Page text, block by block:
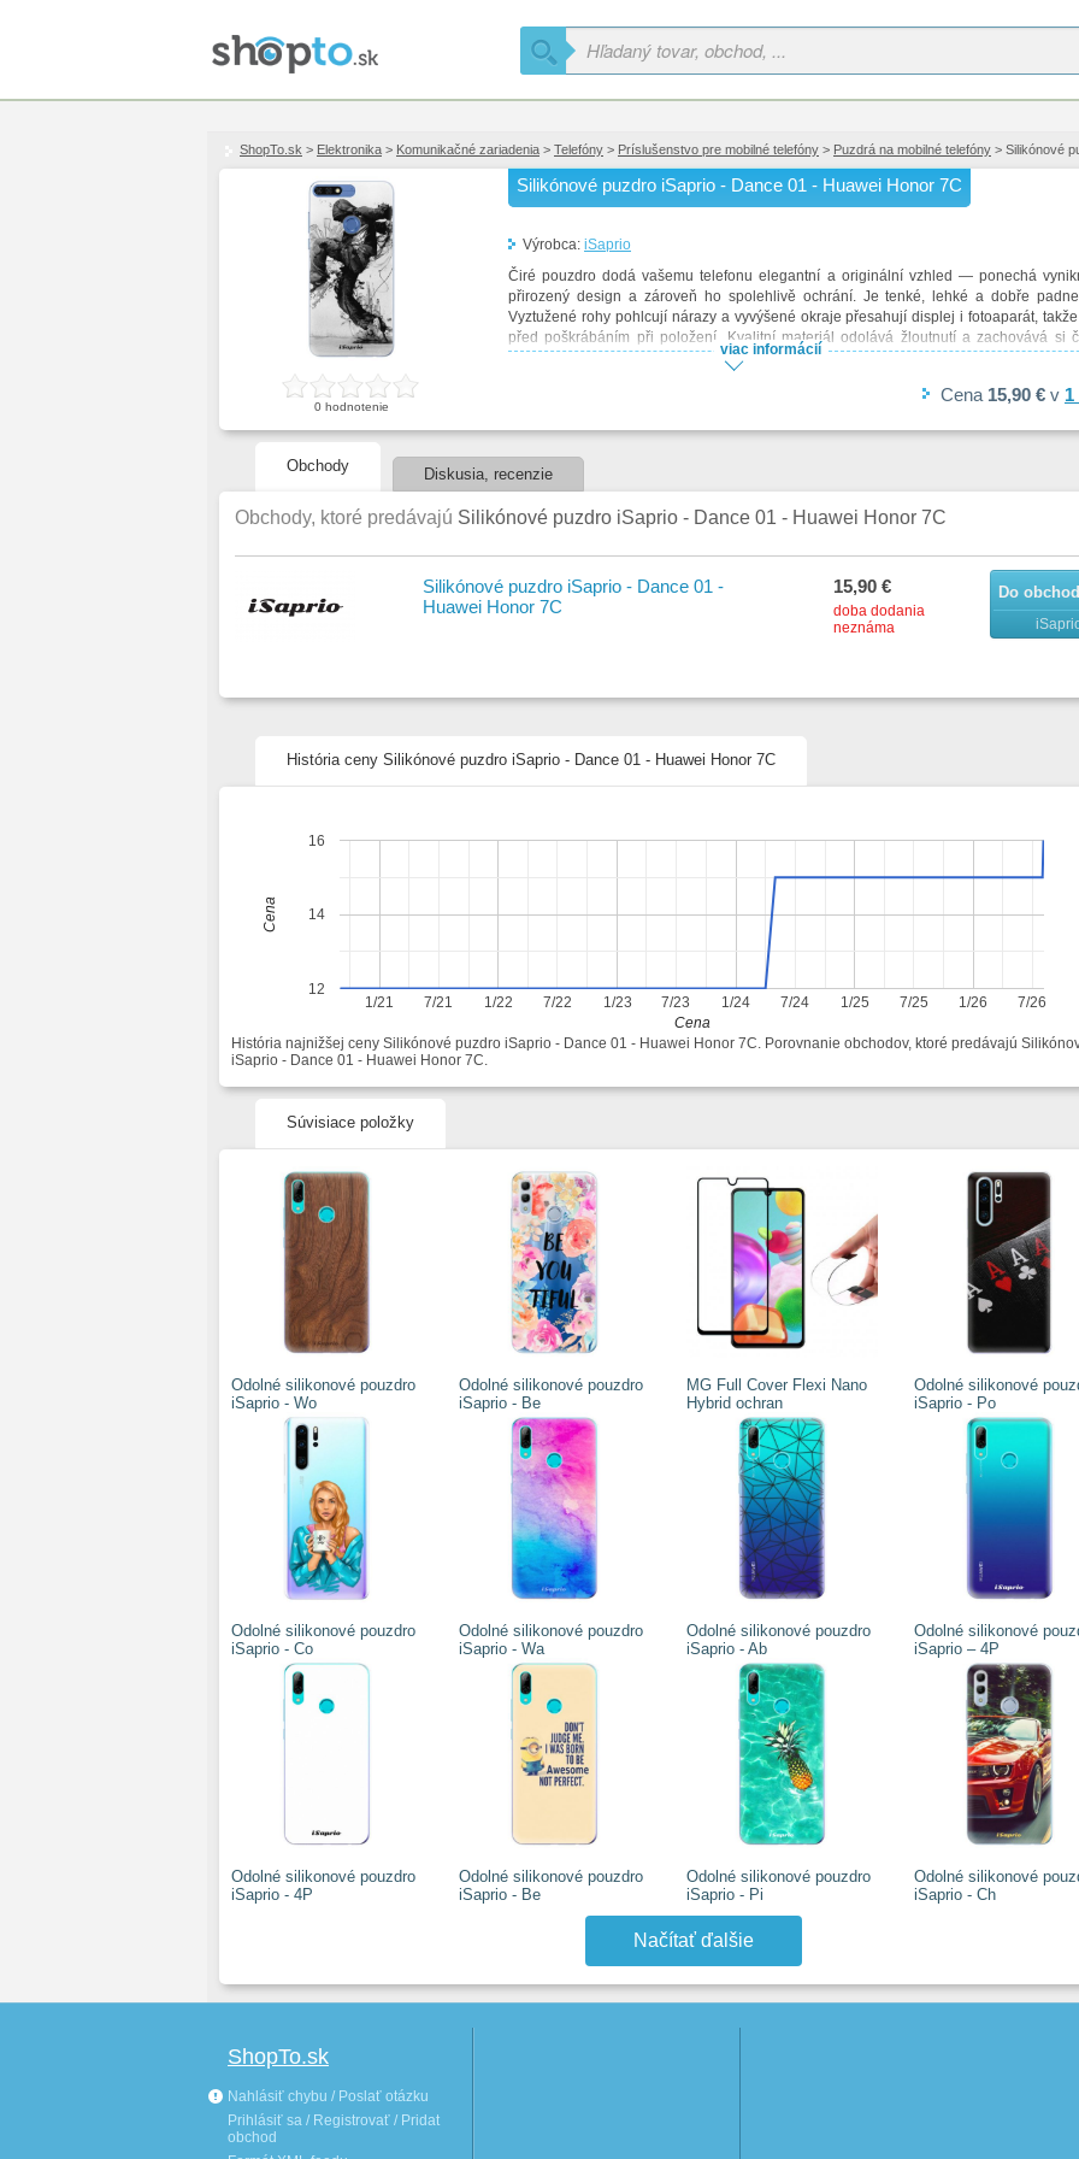
ShopTo.sk > Elektronika > Komunikačné zariadenia > Telefóny > Príslušenstvo pre mobilné telefóny > Puzdrá na mobilné telefóny > Silikónové
Silikónové puzdro iSaprio - Dance 01 - Huawei Honor 7C
0hodnotenie
Výrobca: iSaprio
Čiré pouzdro dodá vašemu telefonu elegantní a originální vzhled — ponechá
přirozený design a zároveň ho spolehlivě ochrání. Je tenké, lehké a dobře
Vyztužené rohy pohlcují nárazy a vyvýšené okraje přesahují displej i fotoaparát,
před poškrábáním při položení. Kvalitní materiál odolává žloutnutí a zachovává si
delším používání, povrch je odolný proti poškrábání. Pouzdro podporuje bezdrátové
viac informácií
Cena 15,90 € v 1
Obchody Diskusia, recenzie
Obchody, ktoré predávajú Silikónové puzdro iSaprio - Dance 01 - Huawei Honor 7C
Silikónové puzdro iSaprio - Dance 01 -
Huawei Honor 7C
Do
15,90 €
doba dodania
neznáma
História ceny Silikónové puzdro iSaprio - Dance 01 - Huawei Honor 7C
1/21 1/22 1/23 1/24 1/25 1/26
7/21 7/22 7/23 7/24 7/25 7/26
12
14
16
Cena
Cena
História najnižšej ceny Silikónové puzdro iSaprio - Dance 01 - Huawei Honor 7C. Porovnanie obchodov, ktoré predávajú
iSaprio - Dance 01 - Huawei Honor 7C.
Súvisiace položky
Odolné silikonové pouzdro
iSaprio - Wo
Odolné silikonové pouzdro
iSaprio - Be
MG Full Cover Flexi Nano
Hybrid ochran
Odolné silikonové
iSaprio - Po
Odolné silikonové pouzdro
iSaprio - Co
Odolné silikonové pouzdro
iSaprio - Wa
Odolné silikonové pouzdro
iSaprio - Ab
Odolné silikonové
iSaprio – 4P
Odolné silikonové pouzdro
iSaprio - 4P
Odolné silikonové pouzdro
iSaprio - Be
Odolné silikonové pouzdro
iSaprio - Pi
Odolné silikonové
iSaprio - Ch
Načítať ďalšie
ShopTo.sk
Nahlásiť chybu / Poslať otázku
Prihlásiť sa / Registrovať / Pridat
obchod